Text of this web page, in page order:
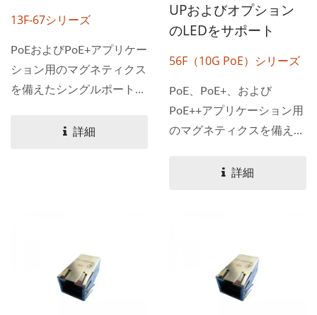
13F-67シリーズ
PoEおよびPoE+アプリケー
ション用のマグネティクス
を備えたシングルポート
詳細
UPおよびオプション
のLEDをサポート
56F（10G PoE）シリーズ
PoE、PoE+、および
PoE++アプリケーション用
のマグネティクスを備えた
トRJ45ジャック。...
詳細